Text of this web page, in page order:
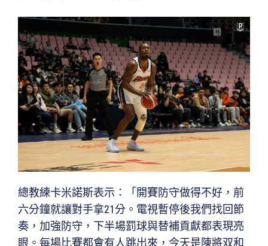
總教練卡米諾斯表示：「開賽防守做得不好，前
六分鐘就讓對手拿21分。電視暫停後我們找回節
奏，加強防守，下半場罰球與替補貢獻都表現亮
眼。每場比賽都會有人跳出來，今天是陳將双和